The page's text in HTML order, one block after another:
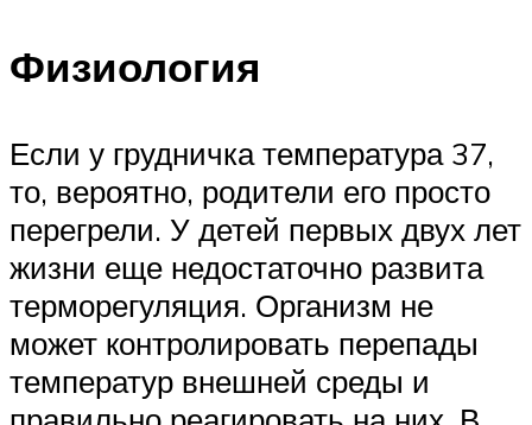
Физиология
Если у грудничка температура 37,
то, вероятно, родители его просто
перегрели. У детей первых двух лет
жизни еще недостаточно развита
терморегуляция. Организм не
может контролировать перепады
температур внешней среды и